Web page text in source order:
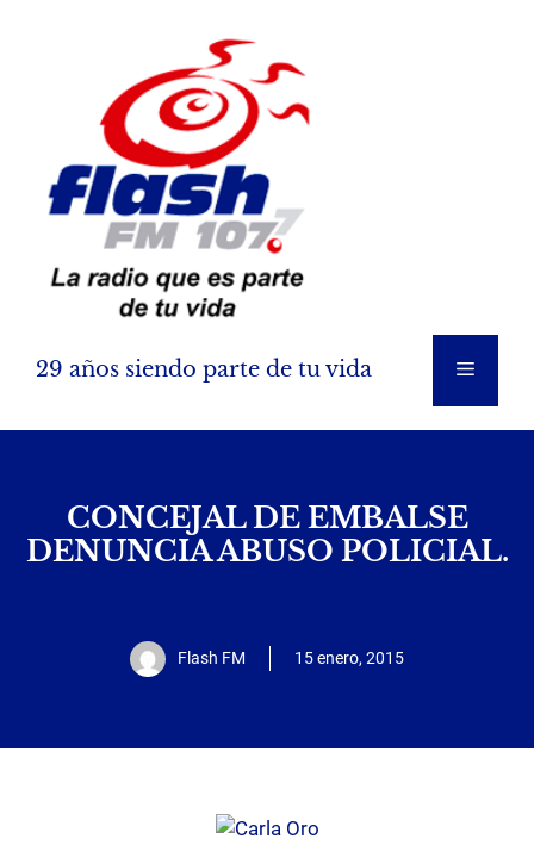
29 años siendo parte de tu vida Menú
CONCEJAL DE EMBALSE
DENUNCIA ABUSO POLICIAL.
Flash FM 15 enero, 2015